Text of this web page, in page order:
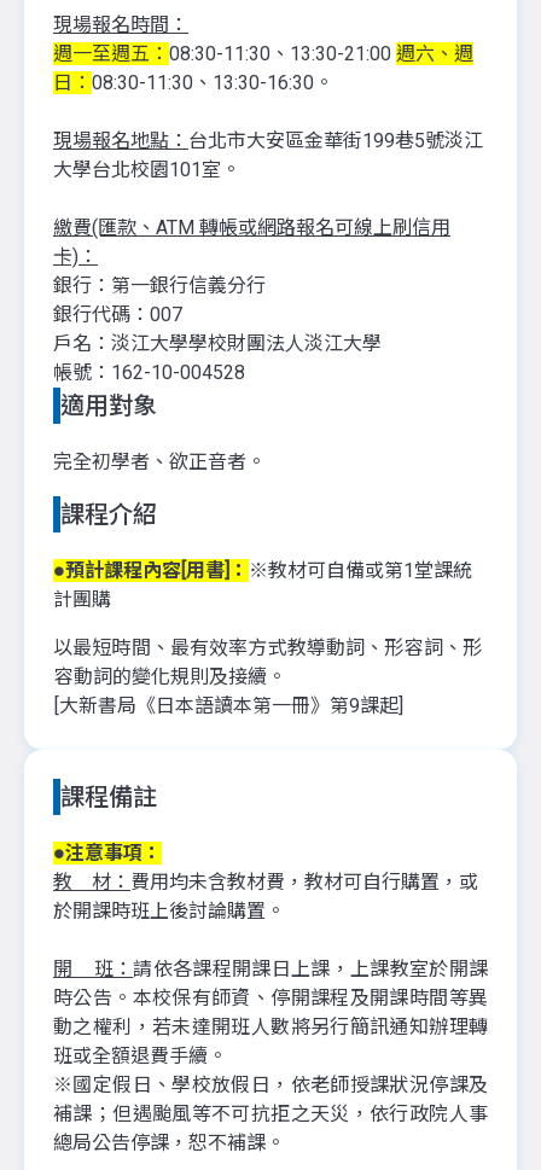
現場報名時間：
週一至週五： 08:30-11:30、13:30-21:00 週六、週
日： 08:30-11:30、13:30-16:30。
現場報名地點： 台北市大安區金華街199巷5號淡江
大學台北校園101室。
繳費(匯款、ATM 轉帳或網路報名可線上刷信用
卡)：
銀行：第一銀行信義分行
銀行代碼：007
戶名：淡江大學學校財團法人淡江大學
帳號：162-10-004528
適用對象
完全初學者、欲正音者。
課程介紹
●預計課程內容[用書]： ※教材可自備或第1堂課統
計團購
以最短時間、最有效率方式教導動詞、形容詞、形
容動詞的變化規則及接續。
[大新書局《日本語讀本第一冊》第9課起]
課程備註
●注意事項：
教 材： 費用均未含教材費，教材可自行購置，或
於開課時班上後討論購置。
開 班：請依各課程開課日上課，上課教室於開課
時公告。本校保有師資、停開課程及開課時間等異
動之權利，若未達開班人數將另行簡訊通知辦理轉
班或全額退費手續。
※國定假日、學校放假日，依老師授課狀況停課及
補課；但遇颱風等不可抗拒之天災，依行政院人事
總局公告停課，恕不補課。